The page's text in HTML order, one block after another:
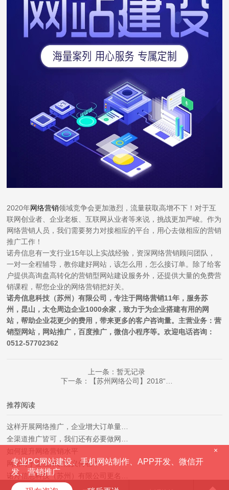
2020年网络营销领域竞争会更加激烈，流量获取高增不下！对于互
联网创业者、企业老板、互联网从业者等来说，挑战更加严峻。作为
网络营销人员，我们需要努力对接相应的平台，用心去做相应的营销
推广工作！
诺舟信息有一支行业15年以上实战经验，资深网络营销顾问团队，
一对一全程辅导，教你建好网站，该怎么用，怎么接订单。除了给客
户提供高询盘高转化的营销型网站建设服务外，还提供大量的免费营
销课程，帮您企业的网络营销把好关。
诺舟信息科技（苏州）有限公司，专注于网络营销11年，服务苏
州，昆山，太仓周边企业1000余家，致力于为企业搭建有用的网
站，帮助企业花更少的费用，带来更多的客户咨询量。主营业务：营
销型网站，网站推广，百度推广，微信小程序等。欢迎电话咨询：
0512-57702362
上一条：暂无记录
下一条：【苏州网络公司】2018“…
推荐阅读
这样开展网络推广，企业增大订单量…
全渠道推广皆可，我们还有必要做网…
如何提升网络营销水平
网站对于企业来讲意义何在？
诺舟信息科技（苏州）有限公司更名…
热烈祝贺诺舟信息与昆山市兴安岭物…
×
专业PC网站建设、手机网站制作、APP开发、微信开
发、营销推广